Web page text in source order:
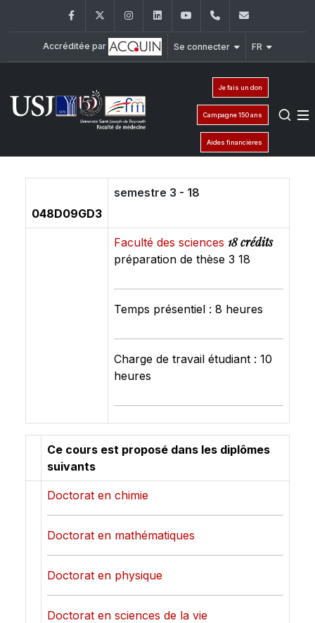
FacebookTwitter InstagramLinkedInYouTube+961 (1) 421 235
Accréditée par Se connecter FR
Je fais un don
Campagne 150 ans
Aides financières
048D09GD3
semestre 3 - 18
Faculté des sciences 18 crédits
préparation de thèse 3 18
Temps présentiel : 8 heures
Charge de travail étudiant : 10
heures
Ce cours est proposé dans les diplômes
suivants
Doctorat en chimie
Doctorat en mathématiques
Doctorat en physique
Doctorat en sciences de la vie